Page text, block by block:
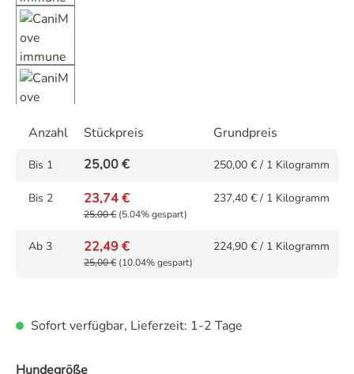
Anzahl Stückpreis Grundpreis
Bis 1 25,00 € 250,00 € / 1 Kilogramm
Bis 2 23,74 €
25,00 € (5.04% gespart)
237,40 € / 1 Kilogramm
Ab 3 22,49 €
25,00 € (10.04% gespart)
224,90 € / 1 Kilogramm
Sofort verfügbar, Lieferzeit: 1-2 Tage
Hundegrößeauswählen